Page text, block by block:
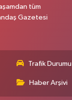
tüm
Gazetesi
Trafik Durumu
Haber Arşivi